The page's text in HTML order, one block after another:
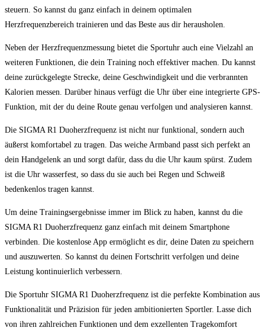
steuern. So kannst du ganz einfach in deinem optimalen
Herzfrequenzbereich trainieren und das Beste aus dir herausholen.
Neben der Herzfrequenzmessung bietet die Sportuhr auch eine Vielzahl an
weiteren Funktionen, die dein Training noch effektiver machen. Du kannst
deine zurückgelegte Strecke, deine Geschwindigkeit und die verbrannten
Kalorien messen. Darüber hinaus verfügt die Uhr über eine integrierte GPS-
Funktion, mit der du deine Route genau verfolgen und analysieren kannst.
Die SIGMA R1 Duoherzfrequenz ist nicht nur funktional, sondern auch
äußerst komfortabel zu tragen. Das weiche Armband passt sich perfekt an
dein Handgelenk an und sorgt dafür, dass du die Uhr kaum spürst. Zudem
ist die Uhr wasserfest, so dass du sie auch bei Regen und Schweiß
bedenkenlos tragen kannst.
Um deine Trainingsergebnisse immer im Blick zu haben, kannst du die
SIGMA R1 Duoherzfrequenz ganz einfach mit deinem Smartphone
verbinden. Die kostenlose App ermöglicht es dir, deine Daten zu speichern
und auszuwerten. So kannst du deinen Fortschritt verfolgen und deine
Leistung kontinuierlich verbessern.
Die Sportuhr SIGMA R1 Duoherzfrequenz ist die perfekte Kombination aus
Funktionalität und Präzision für jeden ambitionierten Sportler. Lasse dich
von ihren zahlreichen Funktionen und dem exzellenten Tragekomfort